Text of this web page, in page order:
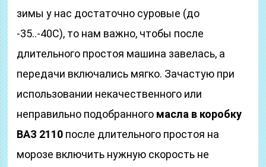
зимы у нас достаточно суровые (до
-35..-40С), то нам важно, чтобы после
длительного простоя машина завелась, а
передачи включались мягко. Зачастую при
использовании некачественного или
неправильно подобранного масла в коробку
ВАЗ 2110 после длительного простоя на
морозе включить нужную скорость не